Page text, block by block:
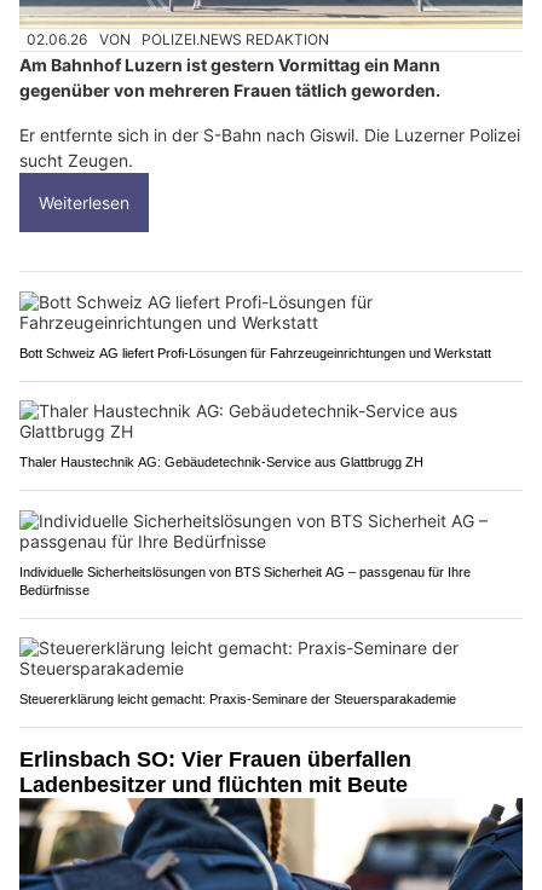
02.06.26 VON POLIZEI.NEWS REDAKTION
Am Bahnhof Luzern ist gestern Vormittag ein Mann
gegenüber von mehreren Frauen tätlich geworden.
Er entfernte sich in der S-Bahn nach Giswil. Die Luzerner Polizei
sucht Zeugen.
Weiterlesen
Bott Schweiz AG liefert Profi-Lösungen für Fahrzeugeinrichtungen und Werkstatt
Thaler Haustechnik AG: Gebäudetechnik-Service aus Glattbrugg ZH
Individuelle Sicherheitslösungen von BTS Sicherheit AG – passgenau für Ihre
Bedürfnisse
Steuererklärung leicht gemacht: Praxis-Seminare der Steuersparakademie
Erlinsbach SO: Vier Frauen überfallen
Ladenbesitzer und flüchten mit Beute